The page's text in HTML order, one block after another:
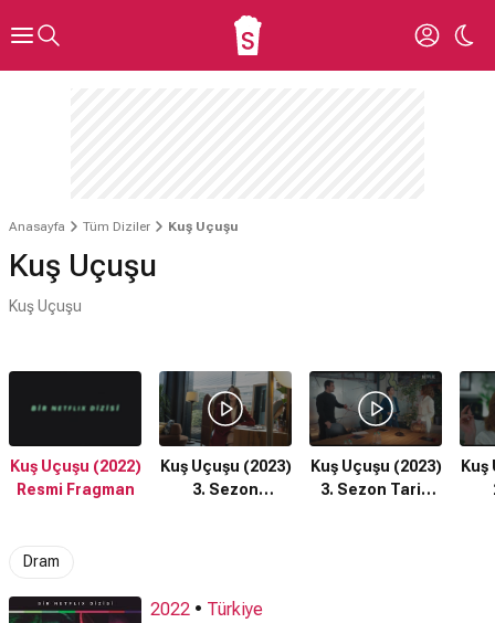
Anasayfa Tüm Diziler Kuş Uçuşu
Kuş Uçuşu
Kuş Uçuşu
Kuş Uçuşu (2022)
Resmi Fragman
Kuş Uçuşu (2023)
3. Sezon
Kuş Uçuşu (2023)
3. Sezon Tarih
Kuş
Dram
2022 • Türkiye